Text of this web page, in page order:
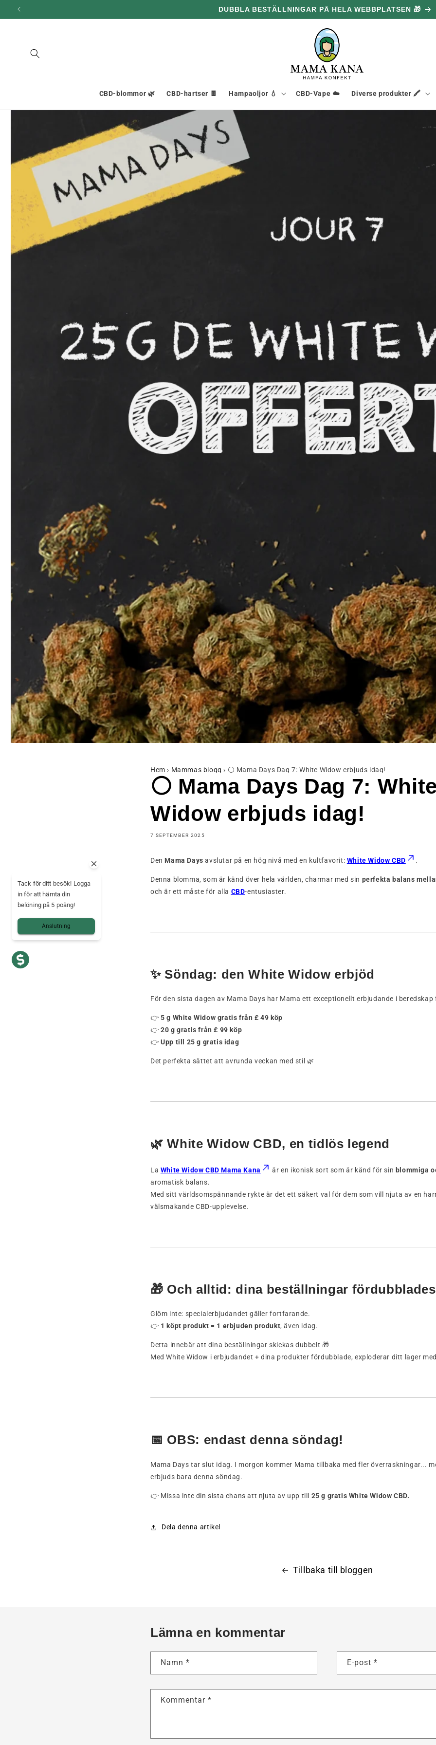
och gå
100 G GRATIS FÖR VARJE 1,096.00 kr DU HANDLAR FÖR 🔥
CBD-blommor 🌿 CBD-hartser 🍫 Hampaoljor 💧 CBD-Vape ☁️ Diverse produkter 🖍️
Hem › Mammas blogg › ⚪ Mama Days Dag 7: White Widow erbjuds idag!
⚪ Mama Days Dag 7:
Widow erbjuds idag!
7 SEPTEMBER 2025
Den Mama Days avslutar på en hög nivå med en kultfavorit: White Widow CBD .
Denna blomma, som är känd över hela världen, charmar med sin perfekta balans
och är ett måste för alla CBD-entusiaster.
✨ Söndag: den White Widow erbjöd
För den sista dagen av Mama Days har Mama ett exceptionellt erbjudande i beredskap
👉5 g White Widow gratis från £ 49 köp
👉20 g gratis från £ 99 köp
👉Upp till 25 g gratis idag
Det perfekta sättet att avrunda veckan med stil 🌿
🌿 White Widow CBD, en tidlös legend
La White Widow CBD Mama Kana är en ikonisk sort som är känd för sin blommiga
aromatisk balans.
Med sitt världsomspännande rykte är det ett säkert val för dem som vill njuta av en
välsmakande CBD-upplevelse.
🎁 Och alltid: dina beställningar fördubblades
Glöm inte: specialerbjudandet gäller fortfarande.
👉 1 köpt produkt = 1 erbjuden produkt, även idag.
Detta innebär att dina beställningar skickas dubbelt 🎁
Med White Widow i erbjudandet + dina produkter fördubblade, exploderar ditt lager
📅 OBS: endast denna söndag!
Mama Days tar slut idag. I morgon kommer Mama tillbaka med fler överraskningar...
erbjuds bara denna söndag.
👉 Missa inte din sista chans att njuta av upp till 25 g gratis White Widow CBD.
Dela denna artikel
Tillbaka till bloggen
Lämna en kommentar
Namn * E-post *
Kommentar *
Tack för ditt besök! Logga
in för att hämta din
belöning på 5 poäng!
Anslutning